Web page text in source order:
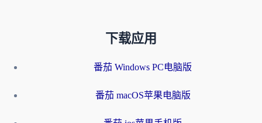
下载应用
番茄 Windows PC电脑版
番茄 macOS苹果电脑版